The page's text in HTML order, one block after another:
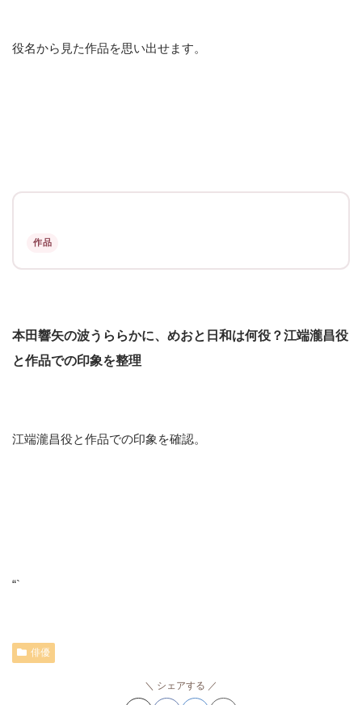
役名から見た作品を思い出せます。
作品
本田響矢の波うららかに、めおと日和は何役？江端瀧昌役
と作品での印象を整理
江端瀧昌役と作品での印象を確認。
“`
俳優
シェアする